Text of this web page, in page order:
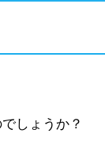
しょうか？